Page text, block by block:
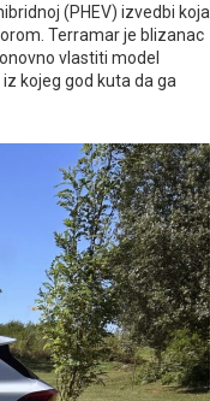
(PHEV) izvedbi koja
Terramar je blizanac
vlastiti model
kojeg god kuta da ga